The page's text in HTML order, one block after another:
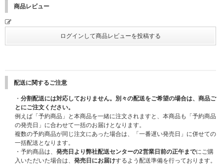
わせ締切】17:45
※応募にはシリアルナンバーが３つ必要です。
択してください。
※参加する部は選択いただけません。ランダムでのご当選となりますのでご
了承ください。
※シリアルナンバーはどのオンラインショップで付与されたものでも組み合
わせて応募することが可能です。
※本イベントの応募対象商品のご予約はいかなる理由においてもキャンセル
不可となります。あらかじめご了承ください。
商品レビュー
配送に関するご注意
・ 分割配送には対応しておりません。別々の配送をご希望の場合は、商品ご
とにご注文ください。
例えば「予約商品」と本商品を一緒に注文されますと、本商品も「予約商品
の発売日」に合わせて一括のお届けとなります。
複数の予約商品が同じ注文にあった場合は、「一番遅い発売日」に併せての
一括配送となります。
・予約商品は、 発売日より弊社配送センターの2営業日前の正午までにご購
入いただいた場合は、 発売日にお届けするよう配送準備を行っております。